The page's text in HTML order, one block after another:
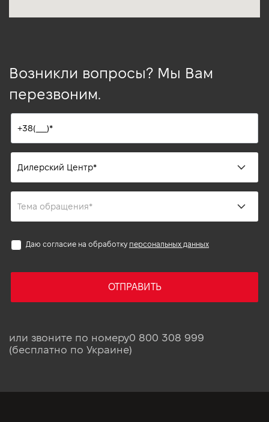
Возникли вопросы? Мы Вам
перезвоним.
Даю согласие на обработку персональных данных
ОТПРАВИТЬ
или звоните по номеру0 800 308 999
(бесплатно по Украине)